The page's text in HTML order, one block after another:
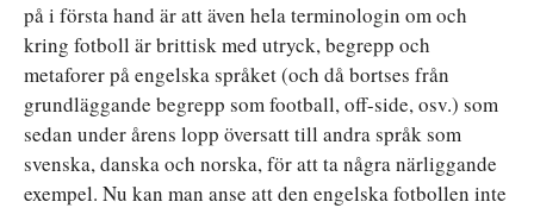
på i första hand är att även hela terminologin om och
kring fotboll är brittisk med utryck, begrepp och
metaforer på engelska språket (och då bortses från
grundläggande begrepp som football, off-side, osv.) som
sedan under årens lopp översatt till andra språk som
svenska, danska och norska, för att ta några närliggande
exempel. Nu kan man anse att den engelska fotbollen inte